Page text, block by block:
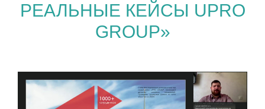
РЕАЛЬНЫЕ КЕЙСЫ UPRO
GROUP»